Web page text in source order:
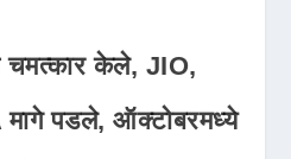
चमत्कार केले, JIO,
पडले, ऑक्टोबरमध्ये